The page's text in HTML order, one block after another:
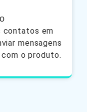
contatos em
mensagens
o produto.